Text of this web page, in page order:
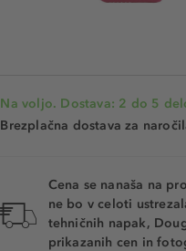
Na voljo. Dostava: 2 do 5
Brezplačna dostava za
Cena se nanaša na
ne bo v celoti
tehničnih napak,
prikazanih cen in